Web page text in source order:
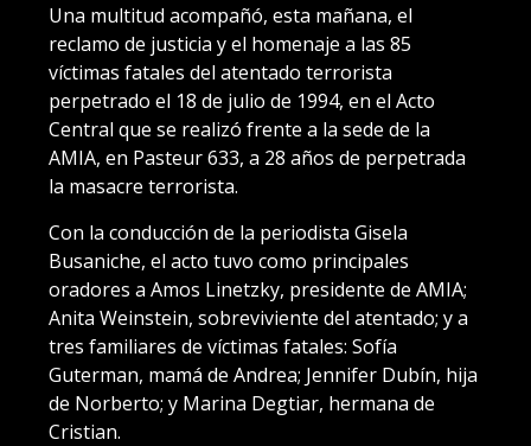
Una multitud acompañó, esta mañana, el
reclamo de justicia y el homenaje a las 85
víctimas fatales del atentado terrorista
perpetrado el 18 de julio de 1994, en el Acto
Central que se realizó frente a la sede de la
AMIA, en Pasteur 633, a 28 años de perpetrada
la masacre terrorista.
Con la conducción de la periodista Gisela
Busaniche, el acto tuvo como principales
oradores a Amos Linetzky, presidente de AMIA;
Anita Weinstein, sobreviviente del atentado; y a
tres familiares de víctimas fatales: Sofía
Guterman, mamá de Andrea; Jennifer Dubín, hija
de Norberto; y Marina Degtiar, hermana de
Cristian.